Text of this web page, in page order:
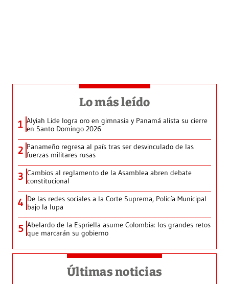
Lo más leído
1 Alyiah Lide logra oro en gimnasia y Panamá alista su cierre
en Santo Domingo 2026
2 Panameño regresa al país tras ser desvinculado de las
fuerzas militares rusas
3 Cambios al reglamento de la Asamblea abren debate
constitucional
4 De las redes sociales a la Corte Suprema, Policía Municipal
bajo la lupa
5 Abelardo de la Espriella asume Colombia: los grandes retos
que marcarán su gobierno
Últimas noticias